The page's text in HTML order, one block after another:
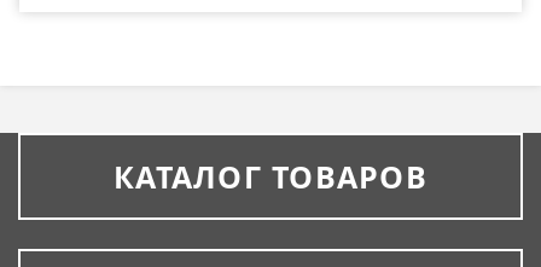
КАТАЛОГ ТОВАРОВ